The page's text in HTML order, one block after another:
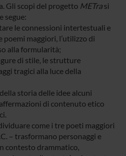
Gli scopi del progetto METrasi
segue:
le connessioni intertestuali e
maggiori, l’utilizzo di
alla formularità;
di stile, le strutture
tragici alla luce della
storia delle idee alcuni
di contenuto etico
come i tre poeti maggiori
– trasformano personaggi e
contesto drammatico,